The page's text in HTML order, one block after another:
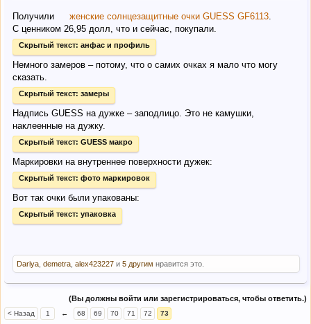
Получили женские солнцезащитные очки GUESS GF6113
С ценником 26,95 долл, что и сейчас, покупали.
Скрытый текст: анфас и профиль
Немного замеров – потому, что о самих очках я мало что могу
сказать.
Скрытый текст: замеры
Надпись GUESS на дужке – заподлицо. Это не камушки,
наклеенные на дужку.
Скрытый текст: GUESS макро
Маркировки на внутреннее поверхности дужек:
Скрытый текст: фото маркировок
Вот так очки были упакованы:
Скрытый текст: упаковка
Dariya demetra alex423227 и 5 другим нравится это.
(Вы должны войти или зарегистрироваться, чтобы ответить.)
< Назад 1 ← 68 69 70 71 72 73